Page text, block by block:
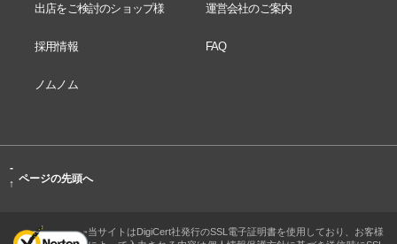
出店をご検討のショップ様 運営会社のご案内
採用情報 FAQ
ノムノム
-
↑ ページの先頭へ
当サイトはDigiCert社発行のSSL電子証明書を使用しており、お客様